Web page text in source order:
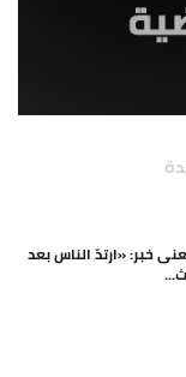
خبر: «ارتدّ الناس بعد